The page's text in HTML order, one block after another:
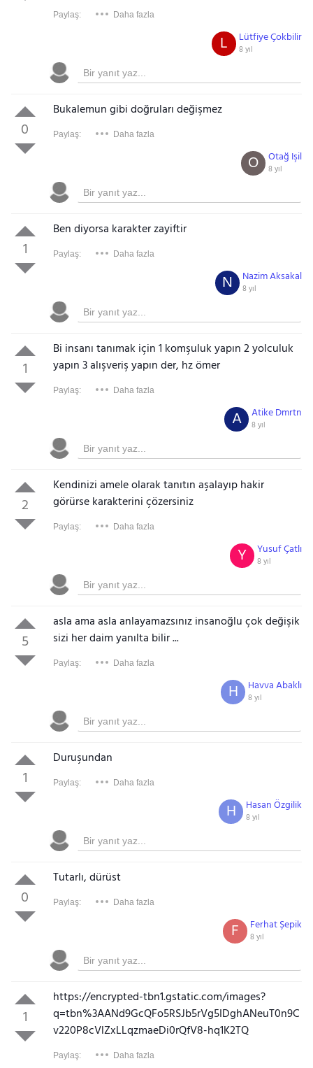
Paylaş: Daha fazla
Lütfiye Çokbilir
8 yıl
L
0
Bukalemun gibi doğruları değişmez
Paylaş: Daha fazla
Otağ Işil
8 yıl
O
1
Ben diyorsa karakter zayiftir
Paylaş: Daha fazla
Nazim Aksakal
8 yıl
N
1
Bi insanı tanımak için 1 komşuluk yapın 2 yolculuk
yapın 3 alışveriş yapın der, hz ömer
Paylaş: Daha fazla
Atike Dmrtn
8 yıl
A
2
Kendinizi amele olarak tanıtın aşalayıp hakir
görürse karakterini çözersiniz
Paylaş: Daha fazla
Yusuf Çatlı
8 yıl
Y
5
asla ama asla anlayamazsınız insanoğlu çok değişik
sizi her daim yanılta bilir ...
Paylaş: Daha fazla
Havva Abaklı
8 yıl
H
1
Duruşundan
Paylaş: Daha fazla
Hasan Özgilik
8 yıl
H
0
Tutarlı, dürüst
Paylaş: Daha fazla
Ferhat Şepik
8 yıl
F
1
https://encrypted-tbn1.gstatic.com/images?
q=tbn%3AANd9GcQFo5RSJb5rVg5IDghANeuT0n9C
v220P8cVlZxLLqzmaeDi0rQfV8-hq1K2TQ
Paylaş: Daha fazla